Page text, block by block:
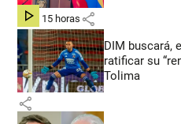
hace 15 horas share
DIM buscará,
ratificar su
Tolima
share